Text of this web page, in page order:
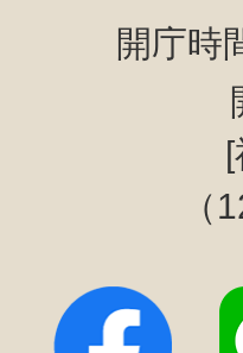
開庁時